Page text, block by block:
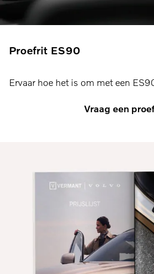
Proefrit ES90
Ervaar hoe het is om met een
Vraag een